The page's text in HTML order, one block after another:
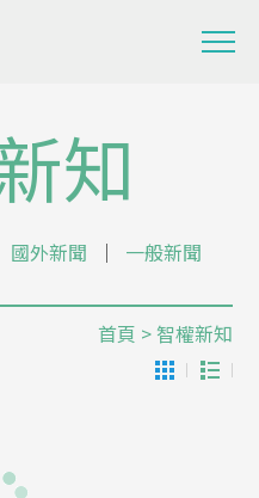
知
國外新聞 │ 一般新聞
首頁 > 智權新知